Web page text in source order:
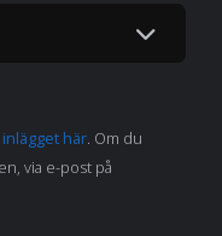
här. Om du
via e-post på